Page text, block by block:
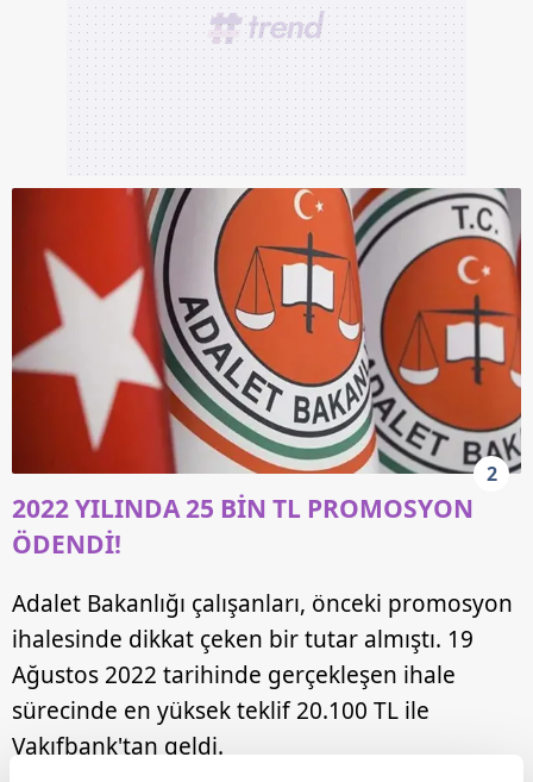
2
2022 YILINDA 25 BİN TL PROMOSYON
ÖDENDİ!
Adalet Bakanlığı çalışanları, önceki promosyon
ihalesinde dikkat çeken bir tutar almıştı. 19
Ağustos 2022 tarihinde gerçekleşen ihale
sürecinde en yüksek teklif 20.100 TL ile
Vakıfbank'tan geldi.